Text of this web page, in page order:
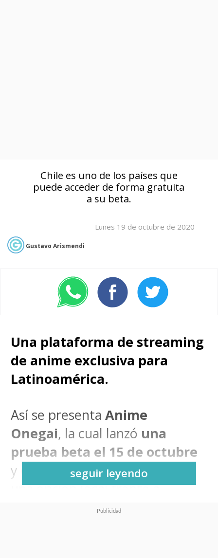
Chile es uno de los países que
puede acceder de forma gratuita
a su beta.
Lunes 19 de octubre de 2020
Gustavo Arismendi
Una plataforma de streaming
de anime exclusiva para
Latinoamérica.
Así se presenta Anime
Onegai, la cual lanzó una
prueba beta el 15 de octubre
y que busca presentarse como
una opción local frente a
gigantes comoCrunchyroll
seguir leyendo